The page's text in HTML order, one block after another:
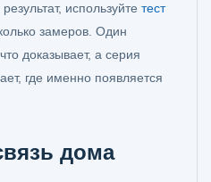
используйте тест
замеров. Один
доказывает, а серия
где именно появляется
дома